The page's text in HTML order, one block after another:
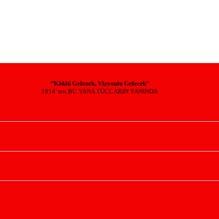
“Köklü Gelenek, Vizyonlu Gelecek”
1914’ ten BU YANA TÜCCARIN YANINDA